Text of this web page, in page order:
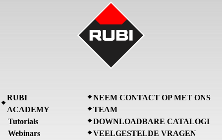
RUBI
ACADEMY
Tutorials
Webinars
NEEM CONTACT OP MET ONS
TEAM
DOWNLOADBARE CATALOGI
VEELGESTELDE VRAGEN